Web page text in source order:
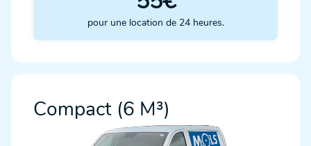
pour une location de 24 heures.
Compact (6 M³)